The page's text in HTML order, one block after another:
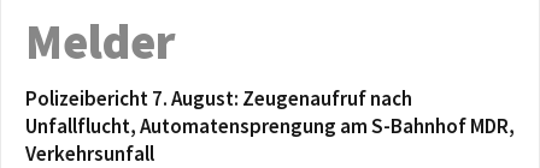
Melder
Polizeibericht 7. August: Zeugenaufruf nach
Unfallflucht, Automatensprengung am S-Bahnhof MDR,
Verkehrsunfall